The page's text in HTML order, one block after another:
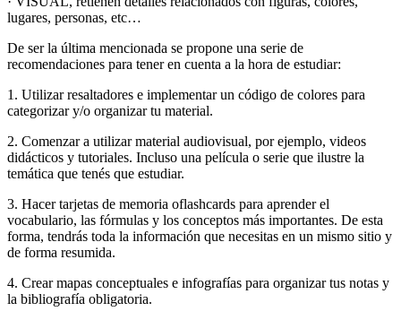
lugares, personas, etc…
De ser la última mencionada se propone una serie de
recomendaciones para tener en cuenta a la hora de estudiar:
1. Utilizar resaltadores e implementar un código de colores para
categorizar y/o organizar tu material.
2. Comenzar a utilizar material audiovisual, por ejemplo, videos
didácticos y tutoriales. Incluso una película o serie que ilustre la
temática que tenés que estudiar.
3. Hacer tarjetas de memoria oflashcards para aprender el
vocabulario, las fórmulas y los conceptos más importantes. De esta
forma, tendrás toda la información que necesitas en un mismo sitio y
de forma resumida.
4. Crear mapas conceptuales e infografías para organizar tus notas y
la bibliografía obligatoria.